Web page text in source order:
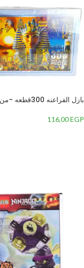
بازل الفراعنه 300قطعه -من
116,00EGP